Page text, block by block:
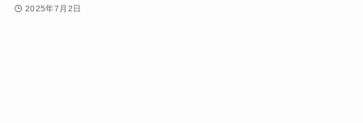
2025年7月2日